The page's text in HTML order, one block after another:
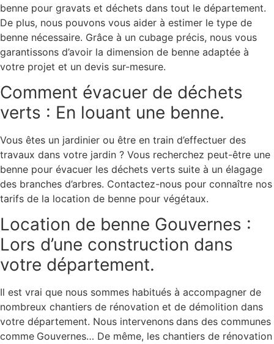
benne pour gravats et déchets dans tout le département.
De plus, nous pouvons vous aider à estimer le type de
benne nécessaire. Grâce à un cubage précis, nous vous
garantissons d’avoir la dimension de benne adaptée à
votre projet et un devis sur-mesure.
Comment évacuer de déchets
verts : En louant une benne.
Vous êtes un jardinier ou être en train d’effectuer des
travaux dans votre jardin ? Vous recherchez peut-être une
benne pour évacuer les déchets verts suite à un élagage
des branches d’arbres. Contactez-nous pour connaître nos
tarifs de la location de benne pour végétaux.
Location de benne Gouvernes :
Lors d’une construction dans
votre département.
Il est vrai que nous sommes habitués à accompagner de
nombreux chantiers de rénovation et de démolition dans
votre département. Nous intervenons dans des communes
comme Gouvernes… De même, les chantiers de rénovation